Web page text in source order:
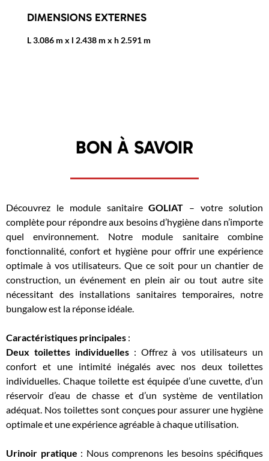
DIMENSIONS EXTERNES
L 3.086 m x l 2.438 m x h 2.591 m
BON À SAVOIR
Découvrez le module sanitaireGOLIAT – votre solution
complète pour répondre aux besoins d’hygiène dans n’importe
quel environnement. Notre module sanitaire combine
fonctionnalité, confort et hygiène pour offrir une expérience
optimale à vos utilisateurs. Que ce soit pour un chantier de
construction, un événement en plein air ou tout autre site
nécessitant des installations sanitaires temporaires, notre
bungalow est la réponse idéale.
Caractéristiques principales :
Deux toilettes individuelles: Offrez à vos utilisateurs un
confort et une intimité inégalés avec nos deux toilettes
individuelles. Chaque toilette est équipée d’une cuvette, d’un
réservoir d’eau de chasse et d’un système de ventilation
adéquat. Nos toilettes sont conçues pour assurer une hygiène
optimale et une expérience agréable à chaque utilisation.
Urinoir pratique : Nous comprenons les besoins spécifiques